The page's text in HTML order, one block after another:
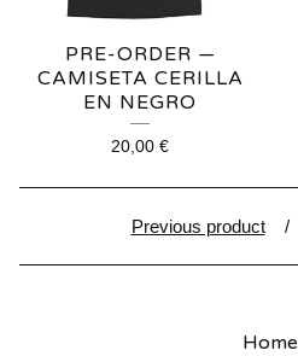
PRE-ORDER —
CAMISETA CERILLA
EN NEGRO
20,00 €
Previous product
Home